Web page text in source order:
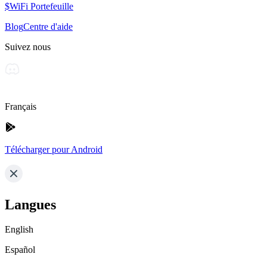
$WiFi Portefeuille
BlogCentre d'aide
Suivez nous
Français
Télécharger pour Android
Langues
English
Español